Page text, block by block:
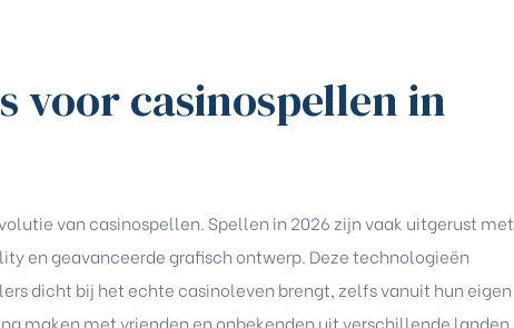
voor casinospellen in
van casinospellen. Spellen in 2026 zijn vaak uitgerust met
en geavanceerde grafisch ontwerp. Deze technologieën
dicht bij het echte casinoleven brengt, zelfs vanuit hun eigen
maken met vrienden en onbekenden uit verschillende landen,